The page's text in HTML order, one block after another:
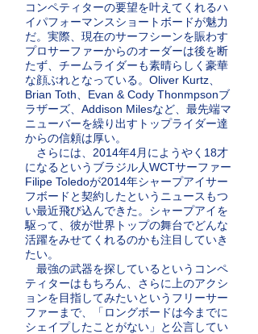
コンペティターの要望を叶えてくれるハ
イパフォーマンスショートボードが魅力
だ。実際、現在のサーフシーンを賑わす
プロサーファーからのオーダーは後を断
たず、チームライダーも素晴らしく豪華
な顔ぶれとなっている。Oliver Kurtz、
Brian Toth、Evan & Cody Thonmpsonブ
ラザーズ、Addison Milesなど、最先端マ
ニューバーを繰り出すトップライダー達
からの信頼は厚い。
さらには、2014年4月にようやく18才
になるというブラジル人WCTサーファー
Filipe Toledoが2014年シャープアイサー
フボードと契約したというニュースもつ
い最近飛び込んできた。シャープアイを
駆って、彼が世界トップの舞台でどんな
活躍をみせてくれるのかも注目していき
たい。
最強の武器を探しているというコンペ
ティターはもちろん、さらに上のアクシ
ョンを目指してみたいというフリーサー
ファーまで、「ロングボードは今までに
シェイプしたことがない」と公言してい